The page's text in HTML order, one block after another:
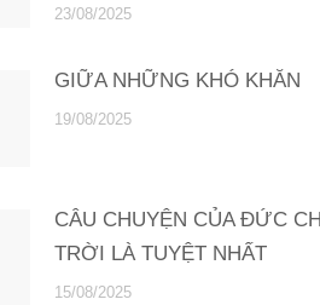
23/08/2025
GIỮA NHỮNG KHÓ KHĂN
19/08/2025
CÂU CHUYỆN CỦA ĐỨC
TRỜI LÀ TUYỆT NHẤT
15/08/2025